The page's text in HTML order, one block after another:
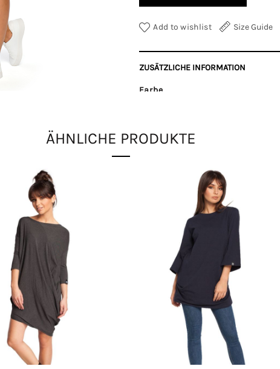
Add to wishlist Size Guide
ZUSÄTZLICHE INFORMATION
Farbe
ÄHNLICHE PRODUKTE